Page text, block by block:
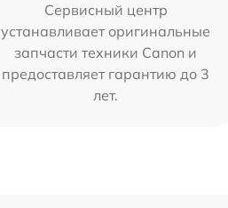
Сервисный центр
устанавливает оригинальные
запчасти техники Canon и
предоставляет гарантию до 3
лет.